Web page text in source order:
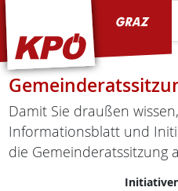
Damit Sie draußen
Informationsblatt und
die Gemeinderatssitzung